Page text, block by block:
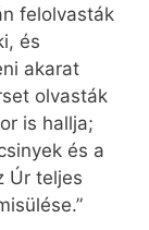
felolvasták
és
akarat
olvasták
is hallja;
és a
Úr teljes